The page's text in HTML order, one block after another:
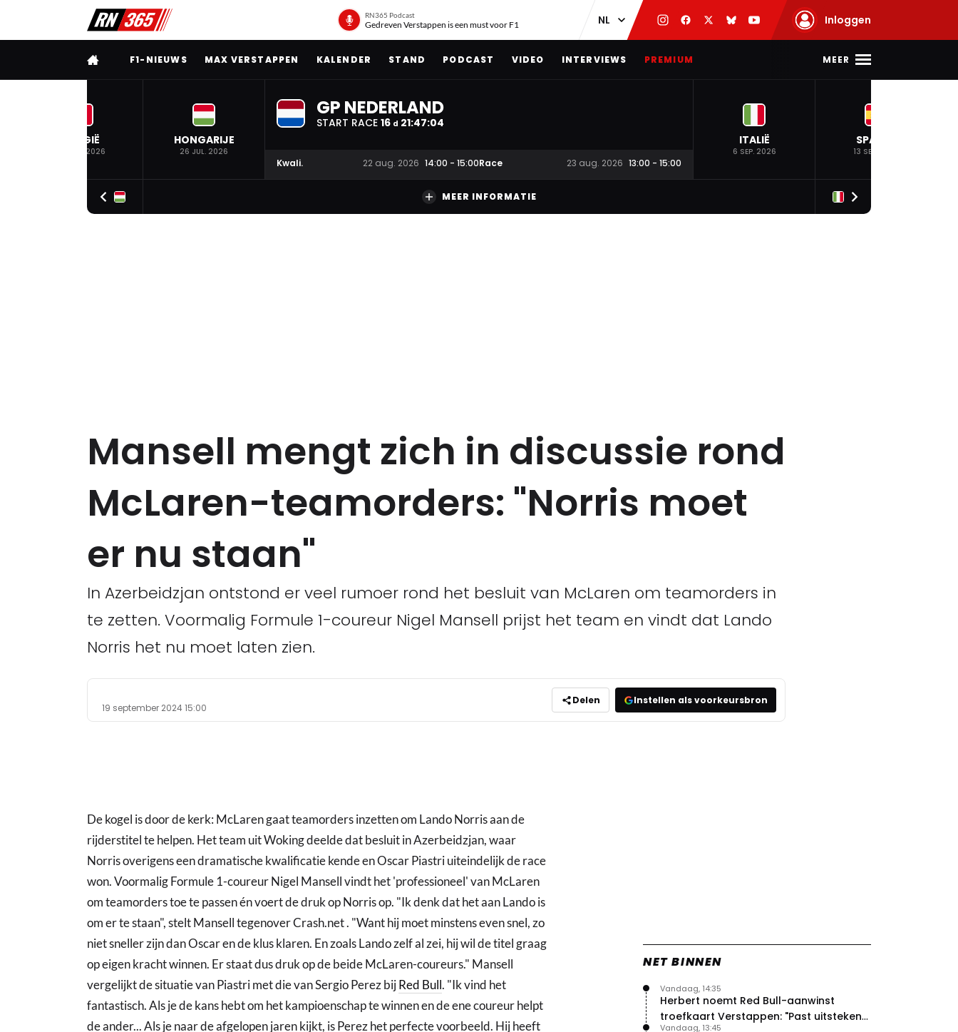
RN365 Podcast
Gedreven Verstappen is een must voor F1 Inloggen
VOLLEDIG MENU
F1-NIEUWS MAX VERSTAPPEN KALENDER STAND PODCAST VIDEO INTERVIEWS PREMIUM MEER
BELGIË
19 JUL. 2026
HONGARIJE
26 JUL. 2026
GP NEDERLAND
START RACE 16 d 21:47:03
Kwali. 22 aug. 2026 14:00 - 15:00Race 23 aug. 2026 13:00 - 15:00
ITALIË
6 SEP. 2026
SPANJE
13 SEP. 2026
MEER INFORMATIE
Mansell mengt zich in discussie rond
McLaren-teamorders: "Norris moet
er nu staan"
In Azerbeidzjan ontstond er veel rumoer rond het besluit van McLaren om teamorders in
te zetten. Voormalig Formule 1-coureur Nigel Mansell prijst het team en vindt dat Lando
Norris het nu moet laten zien.
19 september 2024 15:00
Delen Instellen als voorkeursbron
De kogel is door de kerk: McLaren gaat teamorders inzetten om Lando Norris aan de
rijderstitel te helpen. Het team uit Woking deelde dat besluit in Azerbeidzjan, waar
Norris overigens een dramatische kwalificatie kende en Oscar Piastri uiteindelijk de race
won. Voormalig Formule 1-coureur Nigel Mansell vindt het 'professioneel' van McLaren
om teamorders toe te passen én voert de druk op Norris op. "Ik denk dat het aan Lando is
om er te staan", stelt Mansell tegenover Crash.net . "Want hij moet minstens even snel, zo
niet sneller zijn dan Oscar en de klus klaren. En zoals Lando zelf al zei, hij wil de titel graag
op eigen kracht winnen. Er staat dus druk op de beide McLaren-coureurs." Mansell
vergelijkt de situatie van Piastri met die van Sergio Perez bijRed Bull. "Ik vind het
fantastisch. Als je de kans hebt om het kampioenschap te winnen en de ene coureur helpt
de ander... Als je naar de afgelopen jaren kijkt, is Perez het perfecte voorbeeld. Hij heeft
NET BINNEN
Herbert noemt Red Bull-aanwinst
troefkaart Verstappen: "Past uitstekend
Vandaag, 14:35
Vandaag, 13:45